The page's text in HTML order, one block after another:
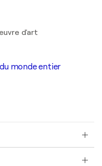
d'art
monde entier